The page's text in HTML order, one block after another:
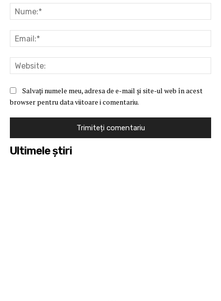
Salvați numele meu, adresa de e-mail și site-ul web în acest
browser pentru data viitoare i comentariu.
Ultimele ştiri